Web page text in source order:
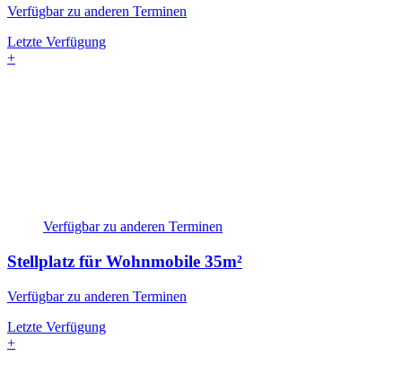
Verfügbar zu anderen Terminen
Letzte Verfügung
+
Verfügbar zu anderen Terminen
Stellplatz für Wohnmobile 35m²
Verfügbar zu anderen Terminen
Letzte Verfügung
+